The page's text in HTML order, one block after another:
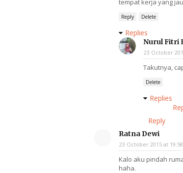
tempat kerja yang
Reply Delete
Replies
Nurul Fitri
23 October
Takutnya,
Delete
Replies
Reply
Ratna Dewi
23 October 2015 at 19:58
Kalo aku pindah
haha.